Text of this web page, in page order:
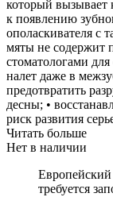
который вызывает
к появлению
ополаскивателя с
мяты не содержит
стоматологами
налет даже в
предотвратить
десны; •
риск развития
Читать больше
Нет в наличии
Европейский
требуется